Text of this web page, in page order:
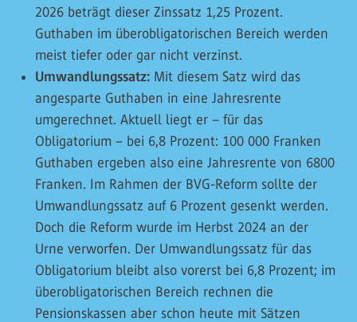
2026 beträgt dieser Zinssatz 1,25 Prozent.
Guthaben im überobligatorischen Bereich werden
meist tiefer oder gar nicht verzinst.
Umwandlungssatz: Mit diesem Satz wird das
angesparte Guthaben in eine Jahresrente
umgerechnet. Aktuell liegt er – für das
Obligatorium – bei 6,8 Prozent: 100 000 Franken
Guthaben ergeben also eine Jahresrente von 6800
Franken. Im Rahmen der BVG-Reform sollte der
Umwandlungssatz auf 6 Prozent gesenkt werden.
Doch die Reform wurde im Herbst 2024 an der
Urne verworfen. Der Umwandlungssatz für das
Obligatorium bleibt also vorerst bei 6,8 Prozent; im
überobligatorischen Bereich rechnen die
Pensionskassen aber schon heute mit Sätzen